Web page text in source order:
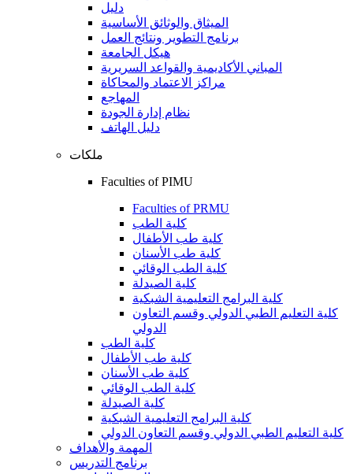
دليل
الميثاق والوثائق الأساسية
برنامج التطوير ونتائج العمل
هيكل الجامعة
المباني الأكاديمية والقواعد السريرية
مراكز الاعتماد والمحاكاة
المهاجع
نظام إدارة الجودة
دليل الهاتف
ملكات
Faculties of PIMU
Faculties of PRMU
كلية الطب
كلية طب الأطفال
كلية طب الأسنان
كلية الطب الوقائي
كلية الصيدلة
كلية البرامج التعليمية الشبكية
كلية التعليم الطبي الدولي وقسم التعاون
الدولي
كلية الطب
كلية طب الأطفال
كلية طب الأسنان
كلية الطب الوقائي
كلية الصيدلة
كلية البرامج التعليمية الشبكية
كلية التعليم الطبي الدولي وقسم التعاون الدولي
المهمة والأهداف
برنامج التدريس